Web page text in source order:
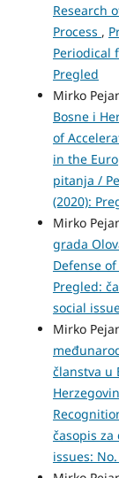
Research
Process ,
Periodical
Pregled
Mirko
Bosne i
of
in the
pitanja /
(2020):
Mirko
grada
Defense
Pregled:
social
Mirko
članstva u
časopis
issues: